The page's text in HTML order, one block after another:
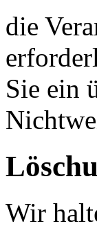
die
Sie ein
Wir